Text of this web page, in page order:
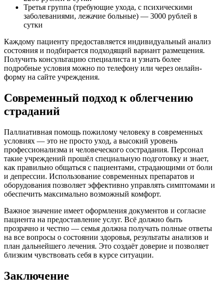
Третья группа (требующие ухода, с психическими
заболеваниями, лежачие больные) — 3000 рублей в
сутки
Каждому пациенту предоставляется индивидуальный анализ
состояния и подбирается подходящий вариант размещения.
Получить консультацию специалиста и узнать более
подробные условия можно по телефону или через онлайн-
форму на сайте учреждения.
Современный подход к облегчению
страданий
Паллиативная помощь пожилому человеку в современных
условиях — это не просто уход, а высокий уровень
профессионализма и человеческого сострадания. Персонал
такие учреждений прошёл специальную подготовку и знает,
как правильно общаться с пациентами, страдающими от боли
и депрессии. Использование современных препаратов и
оборудования позволяет эффективно управлять симптомами и
обеспечить максимально возможный комфорт.
Важное значение имеет оформления документов и согласие
пациента на предоставление услуг. Всё должно быть
прозрачно и честно — семья должна получать полные ответы
на все вопросы о состоянии здоровья, результаты анализов и
план дальнейшего лечения. Это создаёт доверие и позволяет
близким чувствовать себя в курсе ситуации.
Заключение